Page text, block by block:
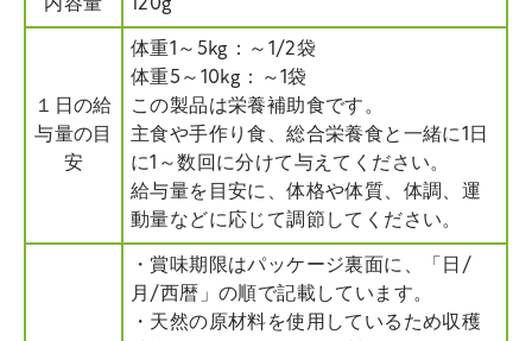
内容量 120g
１日の給
与量の目
安
体重1～5kg：～1/2袋
体重5～10kg：～1袋
この製品は栄養補助食です。
主食や手作り食、総合栄養食と一緒に1日
に1～数回に分けて与えてください。
給与量を目安に、体格や体質、体調、運
動量などに応じて調節してください。
・賞味期限はパッケージ裏面に、「日/
月/西暦」の順で記載しています。
・天然の原材料を使用しているため収穫